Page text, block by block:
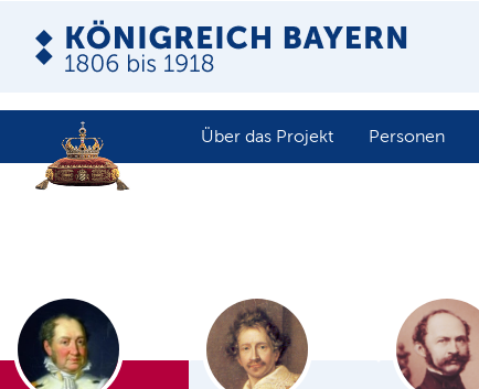
Über das Projekt Personen